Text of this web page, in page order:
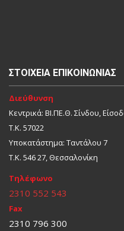
ΣΤΟΙΧΕΊΑ ΕΠΙΚΟΙΝΩΝΊΑΣ
Διεύθυνση
Κεντρικά: ΒΙ.ΠΕ.Θ. Σίνδου,
Τ.Κ. 57022
Υποκατάστημα: Ταντάλου 7
Τ.Κ. 546 27, Θεσσαλονίκη
Τηλέφωνο
2310 552 543
Fax
2310 796 300